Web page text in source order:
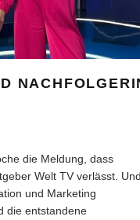
die Meldung, dass
Welt TV verlässt.
und Marketing
die entstandene